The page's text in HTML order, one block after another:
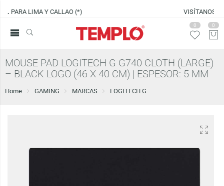
CENCO LIMA SUR
0 0
MOUSE PAD LOGITECH G G740 CLOTH (LARGE)
– BLACK LOGO (46 X 40 CM) | ESPESOR: 5 MM
Home GAMING MARCAS LOGITECH G